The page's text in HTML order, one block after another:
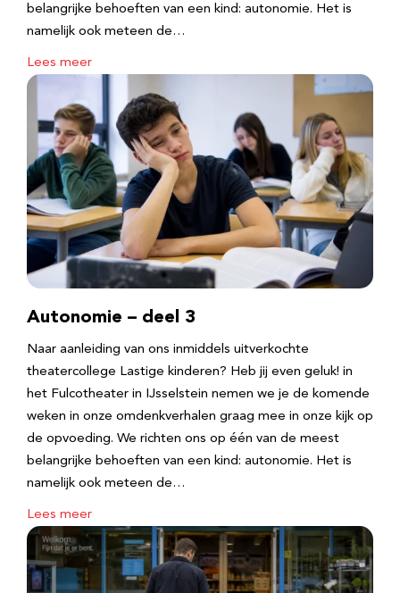
belangrijke behoeften van een kind: autonomie. Het is
namelijk ook meteen de…
Lees meer
Autonomie – deel 3
Naar aanleiding van ons inmiddels uitverkochte
theatercollege Lastige kinderen? Heb jij even geluk! in
het Fulcotheater in IJsselstein nemen we je de komende
weken in onze omdenkverhalen graag mee in onze kijk op
de opvoeding. We richten ons op één van de meest
belangrijke behoeften van een kind: autonomie. Het is
namelijk ook meteen de…
Lees meer